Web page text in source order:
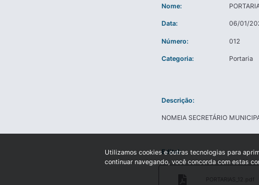
Nome:
Data: 06/01/
Número: 012
Categoria: Portaria
Descrição:
NOMEIA SECRETÁRIO
Edital:
PORTARIAS_12.pdf
Utilizamos cookies e outras tecnologias para
continuar navegando, você concorda com estas